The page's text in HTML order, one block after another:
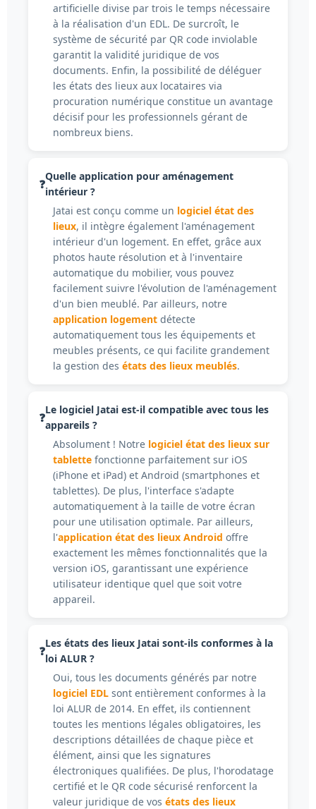
artificielle divise par trois le temps nécessaire
à la réalisation d'un EDL. De surcroît, le
système de sécurité par QR code inviolable
garantit la validité juridique de vos
documents. Enfin, la possibilité de déléguer
les états des lieux aux locataires via
procuration numérique constitue un avantage
décisif pour les professionnels gérant de
nombreux biens.
Quelle application pour aménagement
intérieur ?
Jatai est conçu comme un logiciel état des
lieux, il intègre également l'aménagement
intérieur d'un logement. En effet, grâce aux
photos haute résolution et à l'inventaire
automatique du mobilier, vous pouvez
facilement suivre l'évolution de l'aménagement
d'un bien meublé. Par ailleurs, notre
application logement détecte
automatiquement tous les équipements et
meubles présents, ce qui facilite grandement
la gestion des états des lieux meublés.
Le logiciel Jatai est-il compatible avec tous les
appareils ?
Absolument ! Notre logiciel état des lieux sur
tablette fonctionne parfaitement sur iOS
(iPhone et iPad) et Android (smartphones et
tablettes). De plus, l'interface s'adapte
automatiquement à la taille de votre écran
pour une utilisation optimale. Par ailleurs,
l'application état des lieux Android offre
exactement les mêmes fonctionnalités que la
version iOS, garantissant une expérience
utilisateur identique quel que soit votre
appareil.
Les états des lieux Jatai sont-ils conformes à la
loi ALUR ?
Oui, tous les documents générés par notre
logiciel EDL sont entièrement conformes à la
loi ALUR de 2014. En effet, ils contiennent
toutes les mentions légales obligatoires, les
descriptions détaillées de chaque pièce et
élément, ainsi que les signatures
électroniques qualifiées. De plus, l'horodatage
certifié et le QR code sécurisé renforcent la
valeur juridique de vos états des lieux